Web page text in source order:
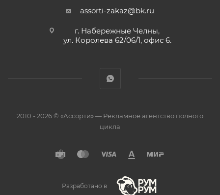
assorti-zakaz@bk.ru
г. Набережные Челны,
ул. Королева 62/06/1, офис 6.
2010 - 2026 © «Ассорти» — Рекламное агентство полного
цикла
Разработано в